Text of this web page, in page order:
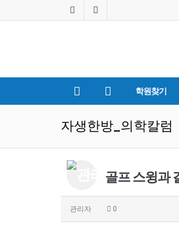
학원찾기
자생한방_의학칼럼
골프 스윙과
관리자 0